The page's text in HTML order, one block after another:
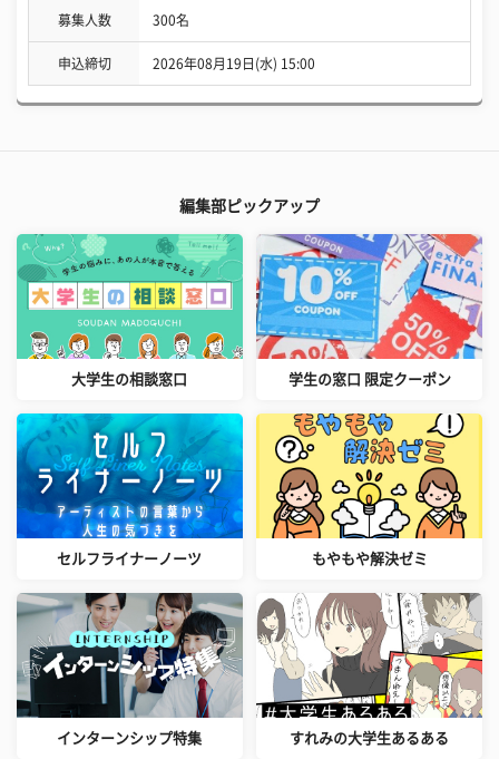
募集人数 300名
申込締切 2026年08月19日(水) 15:00
編集部ピックアップ
大学生の相談窓口 学生の窓口 限定クーポン
セルフライナーノーツ もやもや解決ゼミ
インターンシップ特集 すれみの大学生あるある